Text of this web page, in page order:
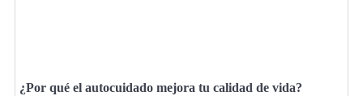
¿Por qué el autocuidado mejora tu calidad de vida?